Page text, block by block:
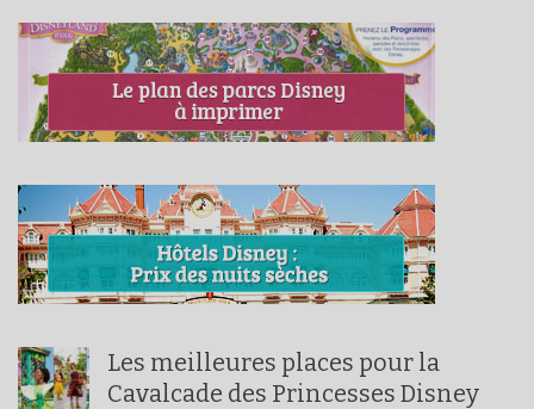
Les meilleures places pour la
Cavalcade des Princesses Disney